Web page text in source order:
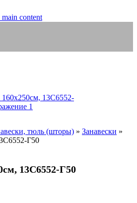
content
тюль (шторы) » Занавески »
Г50
13С6552-Г50